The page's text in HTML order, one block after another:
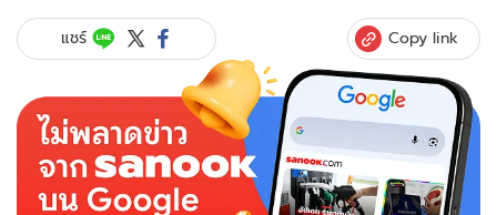
า"
สวม
ไทย
สวย
หวาน
ละมุน
งดงาม
แชร์ Copy link